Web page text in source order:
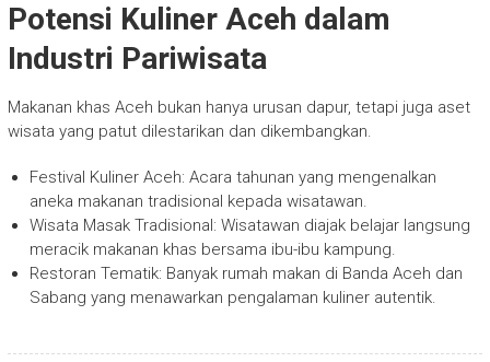
Potensi Kuliner Aceh dalam
Industri Pariwisata
Makanan khas Aceh bukan hanya urusan dapur, tetapi juga aset
wisata yang patut dilestarikan dan dikembangkan.
Festival Kuliner Aceh: Acara tahunan yang mengenalkan
aneka makanan tradisional kepada wisatawan.
Wisata Masak Tradisional: Wisatawan diajak belajar langsung
meracik makanan khas bersama ibu-ibu kampung.
Restoran Tematik: Banyak rumah makan di Banda Aceh dan
Sabang yang menawarkan pengalaman kuliner autentik.